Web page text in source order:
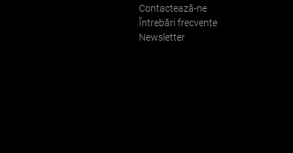
Contactează-ne
Întrebări frecvente
Newsletter